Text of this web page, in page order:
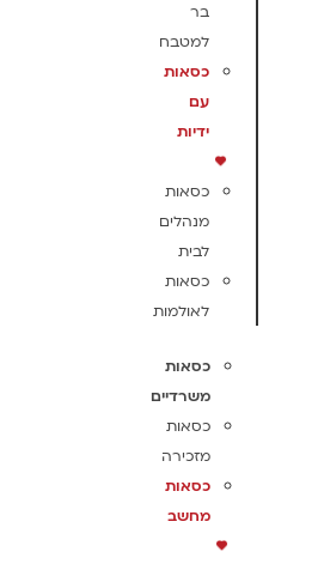
בר
למטבח
כסאות
עם
ידיות
כסאות
מנהלים
לבית
כסאות
לאולמות
כסאות
משרדיים
כסאות
מזכירה
כסאות
מחשב